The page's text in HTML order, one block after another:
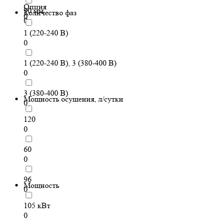
90 мм
0
Опция
0
Количество фаз
1 (220-240 В)
0
1 (220-240 В), 3 (380-400 В)
0
3 (380-400 В)
0
Мощность осушения, л/сутки
120
0
60
0
96
0
Мощность
105 кВт
0